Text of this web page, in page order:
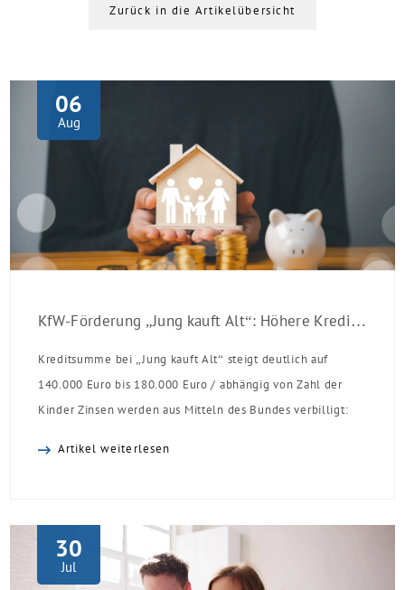
Zurück in die Artikelübersicht
06
Aug
KfW-Förderung „Jung kauft Alt“: Höhere Kredite ab August 2026
Kreditsumme bei „Jung kauft Alt“ steigt deutlich auf
140.000 Euro bis 180.000 Euro / abhängig von Zahl der
Kinder Zinsen werden aus Mitteln des Bundes verbilligt:
Einzelmaßnahmen […]
Artikel weiterlesen
30
Jul